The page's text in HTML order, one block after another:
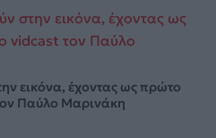
εικόνα, έχοντας ως πρώτο
Παύλο Μαρινάκη